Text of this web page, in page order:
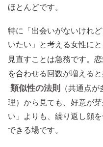
ほとんどです。
特に「出会いがないけれ
いたい」と考える女性に
見直すことは急務です。
を合わせる回数が増える
類似性の法則
（共通点
理）から見ても、好意が
い」よりも、繰り返し顔
できる場です。